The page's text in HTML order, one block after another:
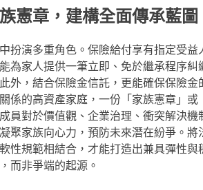
憲章，建構全面傳承藍圖
扮演多重角色。保險給付享有指定受
為家人提供一筆立即、免於繼承程序
外，結合保險金信託，更能確保保險
係的高資產家庭，一份「家族憲章」
員對於價值觀、企業治理、衝突解決
聚家族向心力，預防未來潛在紛爭。
軟性規範相結合，才能打造出兼具彈性
而非爭端的起源。